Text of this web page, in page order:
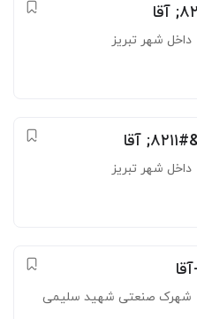
داخل شهر تبریز
داخل شهر تبریز
شهرک صنعتی شهید سلیمی